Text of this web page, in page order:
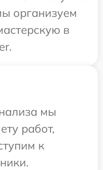
организуем
в
мы
работ,
к